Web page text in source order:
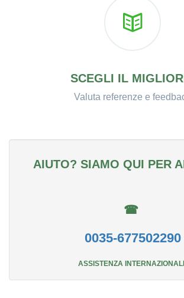
SCEGLI IL
Valuta referenze e
AIUTO? SIAMO QUI PER
☎
0035-677502290
ASSISTENZA